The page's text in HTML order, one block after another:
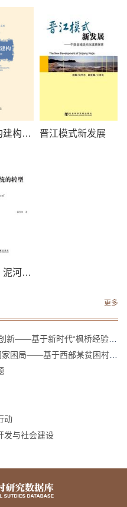
移民空间的建构：巴黎温州人跟踪研究 晋江模式新发展
变与不变：泥河村礼治传统的转型
更多
动
发与社会建设